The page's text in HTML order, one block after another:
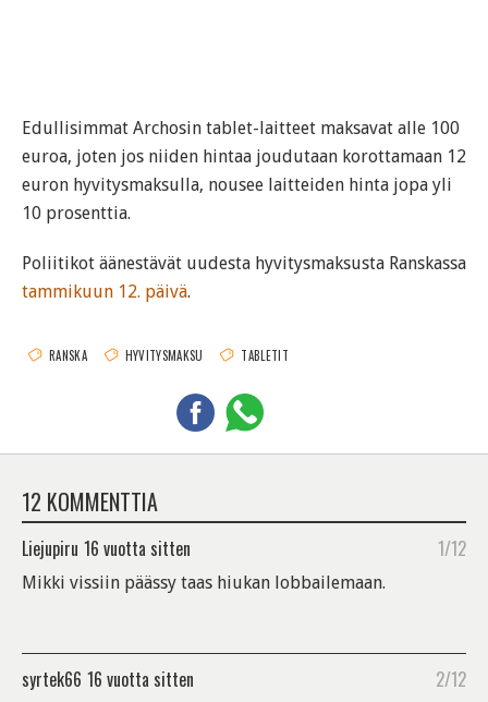
Edullisimmat Archosin tablet-laitteet maksavat alle 100
euroa, joten jos niiden hintaa joudutaan korottamaan 12
euron hyvitysmaksulla, nousee laitteiden hinta jopa yli
10 prosenttia.
Poliitikot äänestävät uudesta hyvitysmaksusta Ranskassa
tammikuun 12. päivä.
RANSKA HYVITYSMAKSU TABLETIT
12 KOMMENTTIA
Liejupiru 16 vuotta sitten 1/12
Mikki vissiin päässy taas hiukan lobbailemaan.
syrtek66 16 vuotta sitten 2/12